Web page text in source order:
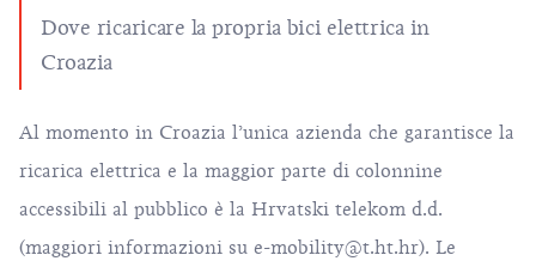
Dove ricaricare la propria bici elettrica in
Croazia
Al momento in Croazia l’unica azienda che garantisce la
ricarica elettrica e la maggior parte di colonnine
accessibili al pubblico è la Hrvatski telekom d.d.
(maggiori informazioni su e-mobility@t.ht.hr). Le